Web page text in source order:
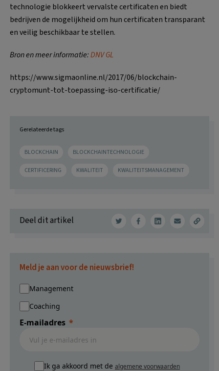
technologie blokkeert vervalste certificaten en biedt
bedrijven de mogelijkheid om hun certificaten transparant
en veilig beschikbaar te stellen.
Bron en meer informatie:DNV GL
https://www.sigmaonline.nl/2017/06/blockchain-
cryptomunt-tot-toepassing-iso-certificatie/
Gerelateerde tags
BLOCKCHAIN BLOCKCHAINTECHNOLOGIE
CERTIFICERING KWALITEIT KWALITEITSMANAGEMENT
Deel dit artikel
Meld je aan voor de nieuwsbrief!
Management
Coaching
E-mailadres
Ik ga akkoord met de algemene voorwaarden